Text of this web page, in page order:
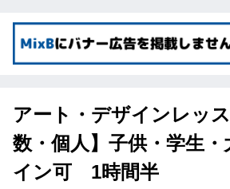
アート・デザインレッ
数・個人】子供・学生・
イン可 1時間半